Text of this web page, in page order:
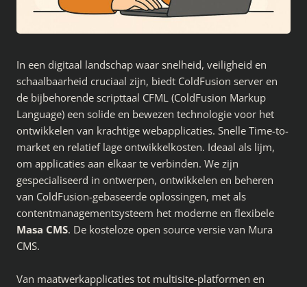
In een digitaal landschap waar snelheid, veiligheid en
schaalbaarheid cruciaal zijn, biedt ColdFusion server en
de bijbehorende scripttaal CFML (ColdFusion Markup
Language) een solide en bewezen technologie voor het
ontwikkelen van krachtige webapplicaties. Snelle Time-to-
market en relatief lage ontwikkelkosten. Ideaal als lijm,
om applicaties aan elkaar te verbinden. We zijn
gespecialiseerd in ontwerpen, ontwikkelen en beheren
van ColdFusion-gebaseerde oplossingen, met als
contentmanagementsysteem het moderne en flexibele
Masa CMS. De kosteloze open source versie van Mura
CMS.
Van maatwerkapplicaties tot multisite-platformen en